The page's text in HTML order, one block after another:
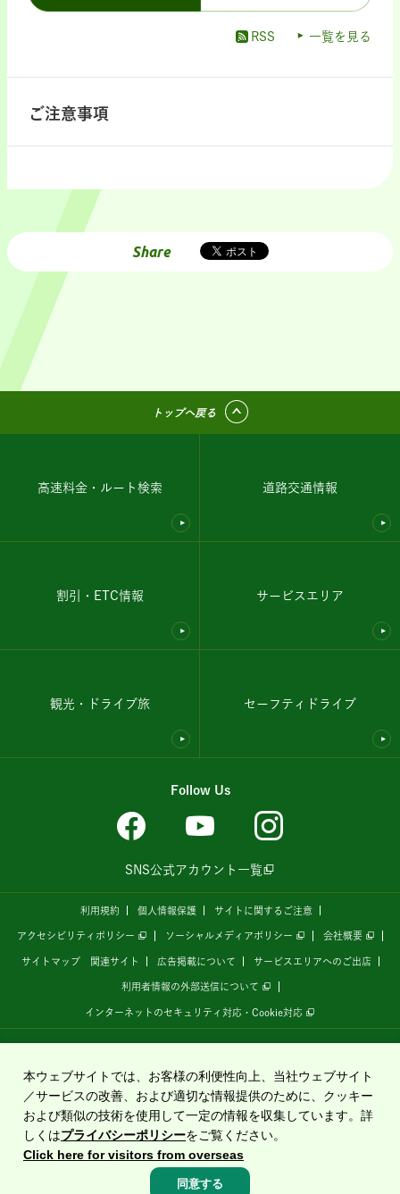
RSS 一覧を見る
ご注意事項
Share
トップへ戻る
高速料金・ルート検索 道路交通情報
割引・ETC情報 サービスエリア
観光・ドライブ旅 セーフティドライブ
Follow Us
SNS公式アカウント一覧
利用規約 個人情報保護 サイトに関するご注意
アクセシビリティポリシー ソーシャルメディアポリシー 会社概要
サイトマップ 関連サイト 広告掲載について サービスエリアへのご出店
利用者情報の外部送信について
インターネットのセキュリティ対応・Cookie対応
運営しています。
Copyright©2020 East Nippon Expressway Company Limited
All Rights Reserved.
本ウェブサイトでは、お客様の利便性向上、当社ウェブサイト
／サービスの改善、および適切な情報提供のために、クッキー
および類似の技術を使用して一定の情報を収集しています。詳
しくはプライバシーポリシーをご覧ください。
Click here for visitors from overseas
同意する